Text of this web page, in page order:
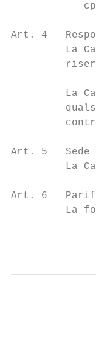
Art. 4
La
La
Art. 5   Sede
La
Art. 6
La